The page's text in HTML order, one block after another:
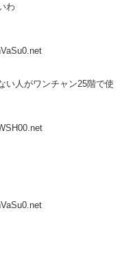
わ
い人がワンチャン25階で使